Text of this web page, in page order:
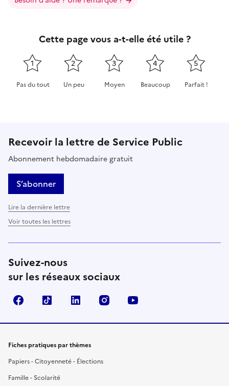
Cette page vous a-t-elle été utile ?
1
Pas du tout
2
Un peu
3
Moyen
4
Beaucoup
5
Parfait !
Recevoir la lettre de Service Public
Abonnement hebdomadaire gratuit
S’abonner
Lire la dernière lettre
Voir toutes les lettres
Suivez-nous
sur les réseaux sociaux
FacebookTikTok LinkedIn Instagram
Fiches pratiques par thèmes
Papiers - Citoyenneté - Élections
Famille - Scolarité